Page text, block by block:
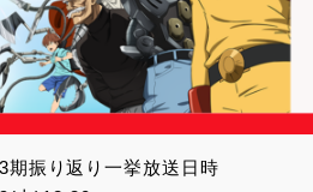
期振り返り一挙放送日時